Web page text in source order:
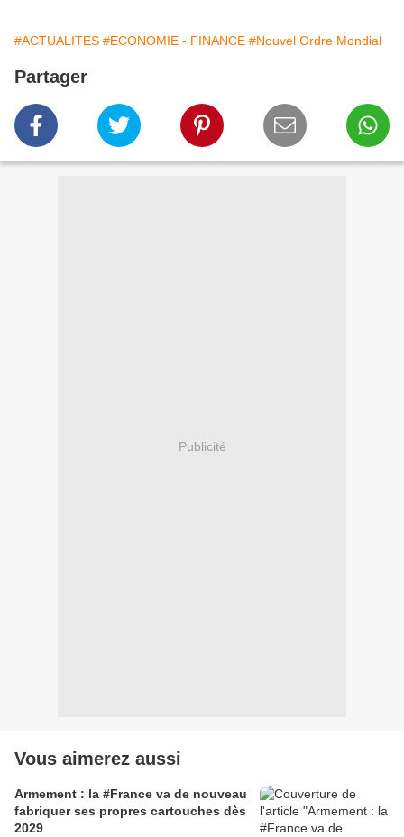
#ACTUALITES #ECONOMIE - FINANCE #Nouvel Ordre Mondial
Partager
Publicité
Vous aimerez aussi
Armement : la #France va de nouveau
fabriquer ses propres cartouches dès
2029